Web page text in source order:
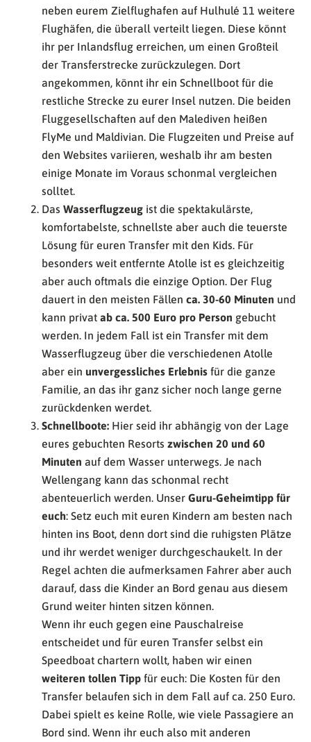
neben eurem Zielflughafen auf Hulhulé 11 weitere
Flughäfen, die überall verteilt liegen. Diese könnt
ihr per Inlandsflug erreichen, um einen Großteil
der Transferstrecke zurückzulegen. Dort
angekommen, könnt ihr ein Schnellboot für die
restliche Strecke zu eurer Insel nutzen. Die beiden
Fluggesellschaften auf den Malediven heißen
FlyMe und Maldivian. Die Flugzeiten und Preise auf
den Websites variieren, weshalb ihr am besten
einige Monate im Voraus schonmal vergleichen
solltet.
Das Wasserflugzeug ist die spektakulärste,
komfortabelste, schnellste aber auch die teuerste
Lösung für euren Transfer mit den Kids. Für
besonders weit entfernte Atolle ist es gleichzeitig
aber auch oftmals die einzige Option. Der Flug
dauert in den meisten Fällen ca. 30-60 Minuten und
kann privat ab ca. 500 Euro pro Person gebucht
werden. In jedem Fall ist ein Transfer mit dem
Wasserflugzeug über die verschiedenen Atolle
aber ein unvergessliches Erlebnis für die ganze
Familie, an das ihr ganz sicher noch lange gerne
zurückdenken werdet.
Schnellboote: Hier seid ihr abhängig von der Lage
eures gebuchten Resorts zwischen 20 und 60
Minuten auf dem Wasser unterwegs. Je nach
Wellengang kann das schonmal recht
abenteuerlich werden. Unser Guru-Geheimtipp für
euch: Setz euch mit euren Kindern am besten nach
hinten ins Boot, denn dort sind die ruhigsten Plätze
und ihr werdet weniger durchgeschaukelt. In der
Regel achten die aufmerksamen Fahrer aber auch
darauf, dass die Kinder an Bord genau aus diesem
Grund weiter hinten sitzen können.
Wenn ihr euch gegen eine Pauschalreise
entscheidet und für euren Transfer selbst ein
Speedboat chartern wollt, haben wir einen
weiteren tollen Tipp für euch: Die Kosten für den
Transfer belaufen sich in dem Fall auf ca. 250 Euro.
Dabei spielt es keine Rolle, wie viele Passagiere an
Bord sind. Wenn ihr euch also mit anderen